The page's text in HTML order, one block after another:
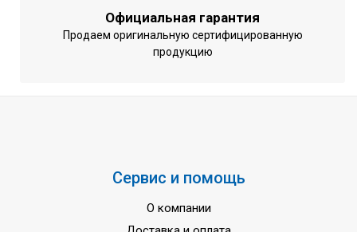
Перепад высот
50 м
Диапазон рабочих температур
50 Гц
Официальная гарантия
Продаем оригинальную сертифицированную
продукцию
Сервис и помощь
О компании